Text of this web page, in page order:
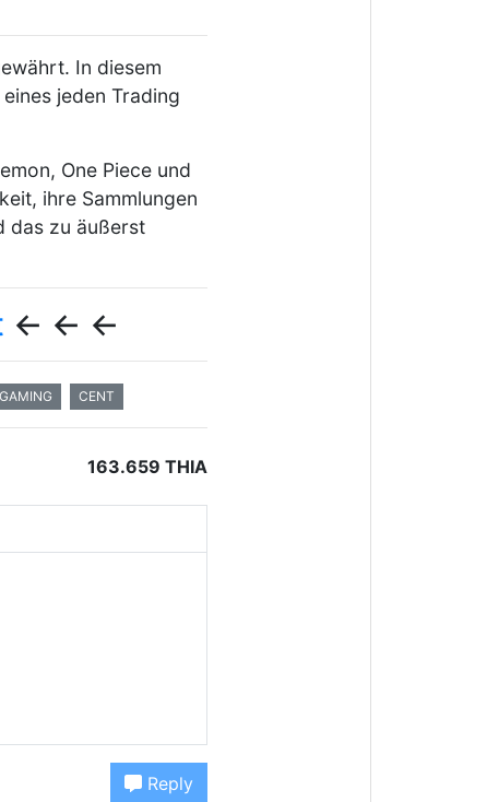
In diesem
jeden Trading
One Piece und
ihre Sammlungen
das zu äußerst
<- <- <-
CENT
163.659 THIA
Reply